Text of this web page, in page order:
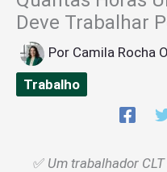
Deve Trabalhar
Por Camila Rocha
Trabalho
✅ Um trabalhador